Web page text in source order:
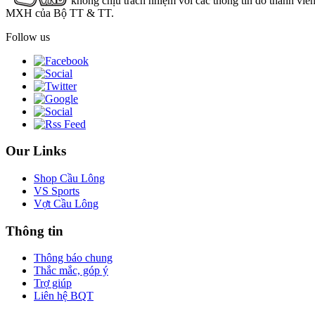
MXH của Bộ TT & TT.
Follow us
Our Links
Shop Cầu Lông
VS Sports
Vợt Cầu Lông
Thông tin
Thông báo chung
Thắc mắc, góp ý
Trợ giúp
Liên hệ BQT